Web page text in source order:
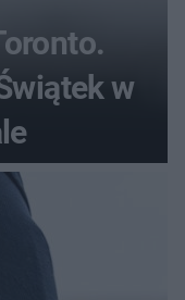
w